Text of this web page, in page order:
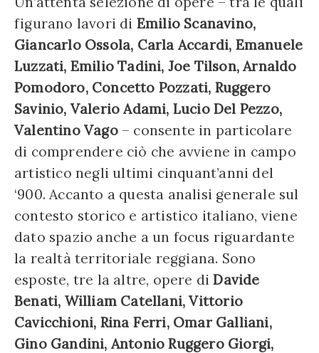
figurano lavori di Emilio Scanavino,
Giancarlo Ossola, Carla Accardi, Emanuele
Luzzati, Emilio Tadini, Joe Tilson, Arnaldo
Pomodoro, Concetto Pozzati, Ruggero
Savinio, Valerio Adami, Lucio Del Pezzo,
Valentino Vago– consente in particolare
di comprendere ciò che avviene in campo
artistico negli ultimi cinquant’anni del
‘900. Accanto a questa analisi generale sul
contesto storico e artistico italiano, viene
dato spazio anche a un focus riguardante
la realtà territoriale reggiana. Sono
esposte, tre la altre, opere diDavide
Benati, William Catellani, Vittorio
Cavicchioni, Rina Ferri, Omar Galliani,
Gino Gandini, Antonio Ruggero Giorgi,